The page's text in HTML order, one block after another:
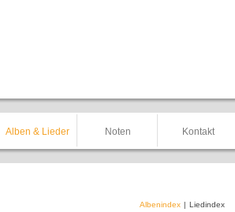
Alben & Lieder Noten Kontakt
Albenindex | Liedindex